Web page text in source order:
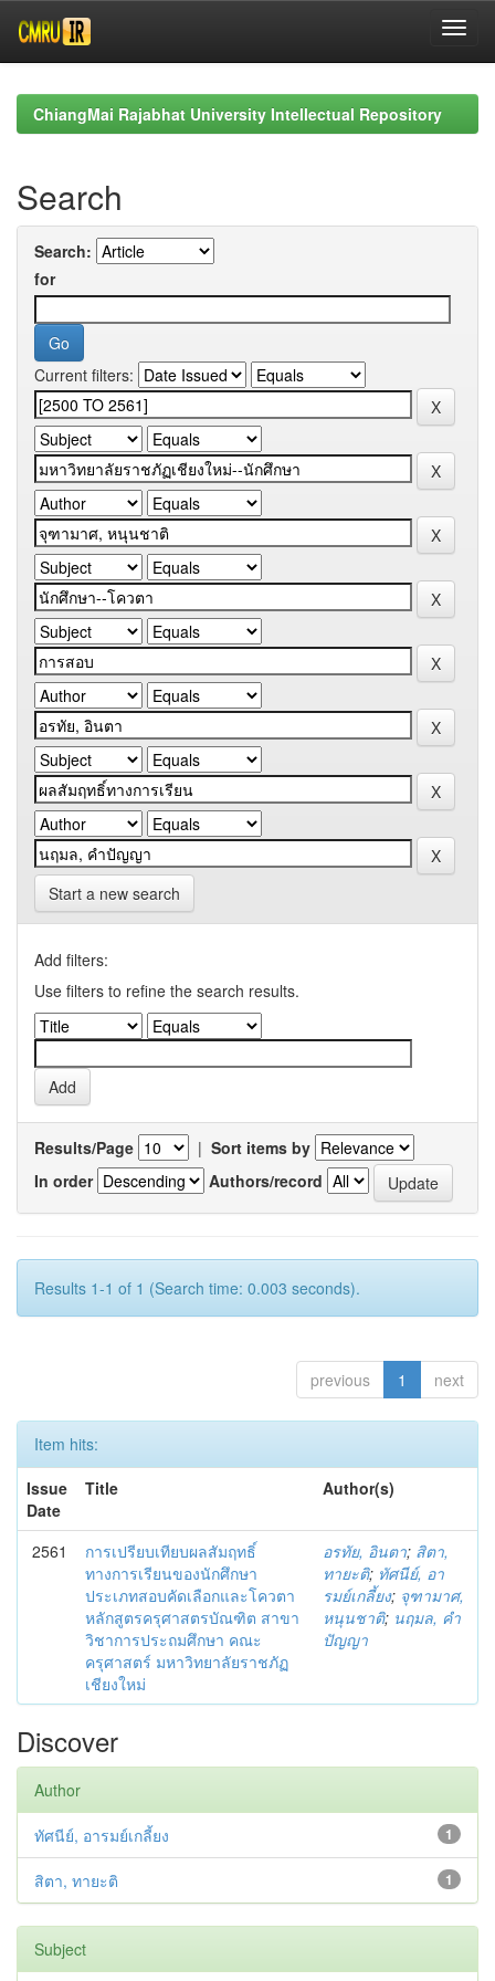
navigationChiangMai Rajabhat University Intellectual Repository
Search
Search:
for
Current filters:
Start a new search
Add filters:
Use filters to refine the search results.
Results/Page | Sort items by
In order
Authors/record
Results 1-1 of 1 (Search time: 0.003 seconds).
previous 1 next
Item hits:
Issue
Date
Title Author(s)
2561
การเปรียบเทียบผลสัมฤทธิ์
ทางการเรียนของนักศึกษา
ประเภทสอบคัดเลือกและโควตา
หลักสูตรครุศาสตรบัณฑิต สาขา
วิชาการประถมศึกษา คณะ
ครุศาสตร์ มหาวิทยาลัยราชภัฏ
เชียงใหม่
อรทัย, อินตา; สิตา,
ทายะติ; ทัศนีย์, อา
รมย์เกลี้ยง; จุฑามาศ,
หนุนชาติ; นฤมล, คำ
ปัญญา
Discover
Author
1
ทัศนีย์, อารมย์เกลี้ยง
1
สิตา, ทายะติ
Subject